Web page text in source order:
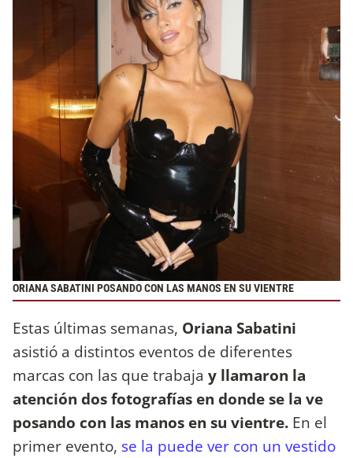
ORIANA SABATINI POSANDO CON LAS MANOS EN SU VIENTRE
Estas últimas semanas, Oriana Sabatini
asistió a distintos eventos de diferentes
marcas con las que trabaja y llamaron la
atención dos fotografías en donde se la ve
posando con las manos en su vientre. En el
primer evento, se la puede ver con un vestido